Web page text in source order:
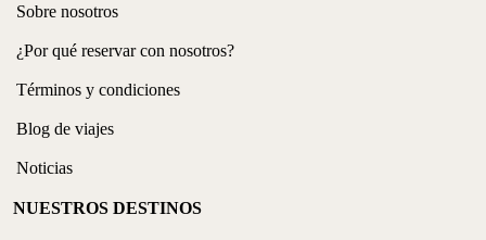
Sobre nosotros
¿Por qué reservar con nosotros?
Términos y condiciones
Blog de viajes
Noticias
NUESTROS DESTINOS